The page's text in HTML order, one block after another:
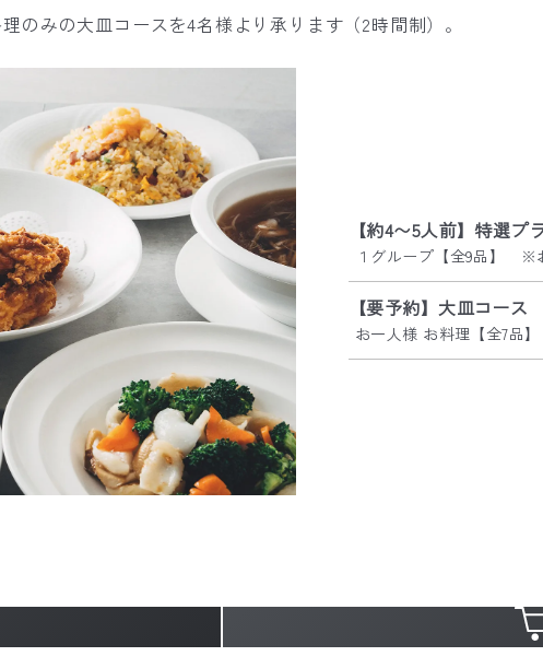
のみの大皿コースを4名様より承ります（2時間制）。
【約4〜5人前】特選プ
１グループ【全9品】 ※
【要予約】大皿コース
お一人様 お料理【全7品